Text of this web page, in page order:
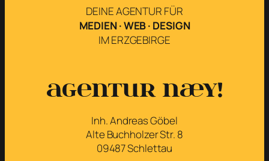
DEINE AGENTUR FÜR
MEDIEN · WEB · DESIGN
IM ERZGEBIRGE
Agentur næy!
Inh. Andreas Göbel
Alte Buchholzer Str. 8
09487 Schlettau